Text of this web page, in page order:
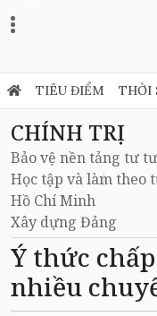
TIÊU ĐIỂM THỜI
CHÍNH TRỊ
Bảo vệ nền tảng tư
Học tập và làm theo
Hồ Chí Minh
Xây dựng Đảng
Ý thức
nhiều